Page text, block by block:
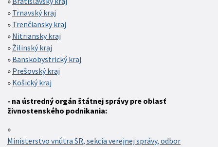
Trnavský kraj
Trenčiansky kraj
Nitriansky kraj
Žilinský kraj
Banskobystrický kraj
Prešovský kraj
Košický kraj
- na ústredný orgán štátnej správy pre oblasť
živnostenského podnikania:
Ministerstvo vnútra SR, sekcia verejnej správy, odbor